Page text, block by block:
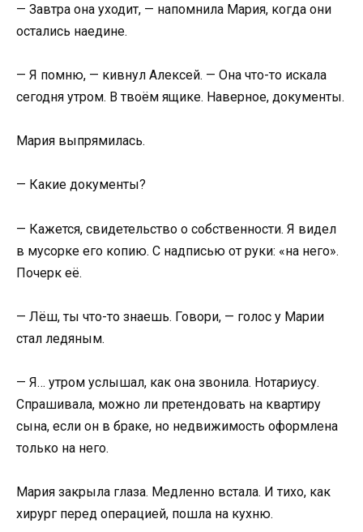
— Завтра она уходит, — напомнила Мария, когда они
остались наедине.
— Я помню, — кивнул Алексей. — Она что-то искала
сегодня утром. В твоём ящике. Наверное, документы.
Мария выпрямилась.
— Какие документы?
— Кажется, свидетельство о собственности. Я видел
в мусорке его копию. С надписью от руки: «на него».
Почерк её.
— Лёш, ты что-то знаешь. Говори, — голос у Марии
стал ледяным.
— Я… утром услышал, как она звонила. Нотариусу.
Спрашивала, можно ли претендовать на квартиру
сына, если он в браке, но недвижимость оформлена
только на него.
Мария закрыла глаза. Медленно встала. И тихо, как
хирург перед операцией, пошла на кухню.